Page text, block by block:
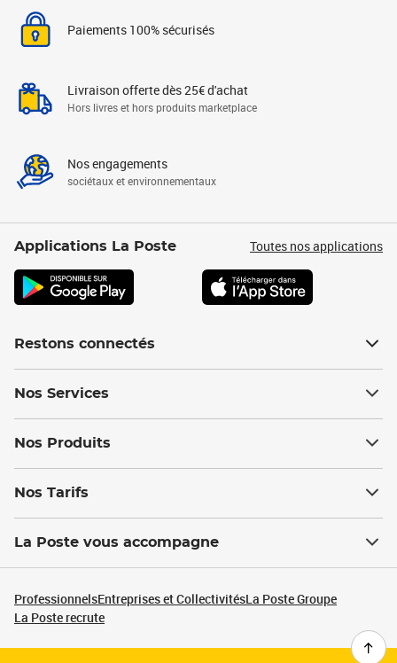
Paiements 100% sécurisés
Livraison offerte dès 25€ d'achat
Hors livres et hors produits marketplace
Nos engagements
sociétaux et environnementaux
Applications La Poste Toutes nos applications
Restons connectés
Nos Services
Nos Produits
Nos Tarifs
La Poste vous accompagne
ProfessionnelsEntreprises et CollectivitésLa Poste Groupe
La Poste recrute